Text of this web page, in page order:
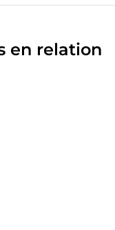
en relation